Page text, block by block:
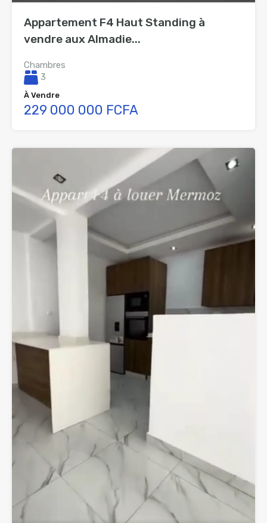
Appartement F4 Haut Standing à
vendre aux Almadie...
Chambres
3
À Vendre
229 000 000 FCFA